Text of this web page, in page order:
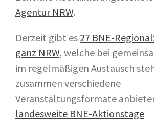
BNE-
Projektstelle
Agentur NRW.
Derzeit gibt es 27 BNE-
ganz NRW, welche bei
im regelmäßigen Austausch
zusammen verschiedene
Veranstaltungsformate
landesweite BNE-Aktionstage